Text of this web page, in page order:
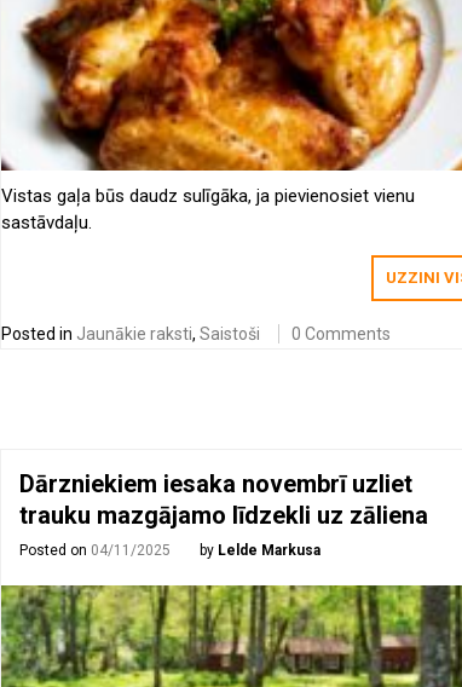
Vistas gaļa būs daudz sulīgāka, ja pievienosiet vienu
sastāvdaļu.
UZZINI
Posted in Jaunākie raksti,Saistoši 0 Comments
Dārzniekiem iesaka novembrī uzliet
trauku mazgājamo līdzekli uz zāliena
Posted on 04/11/2025 by Lelde Markusa